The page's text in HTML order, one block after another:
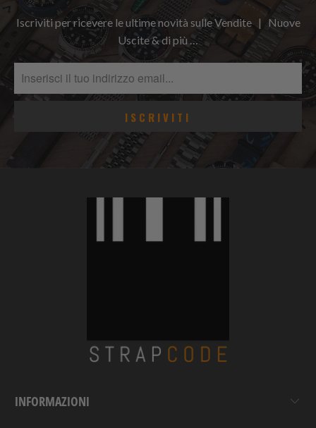
Iscriviti per ricevere le ultime novità sulle Vendite | Nuove
Uscite & di più …
INFORMAZIONI